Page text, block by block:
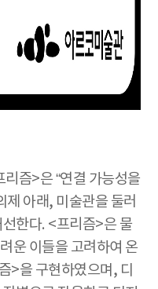
즘>은 “연결 가능성을
제 아래, 미술관을 둘러
한다. <프리즘>은 물
운 이들을 고려하여 온
>을 구현하였으며, 디